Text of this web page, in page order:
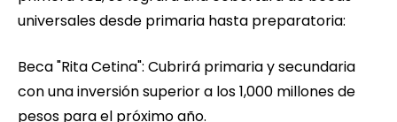
universales desde primaria hasta preparatoria:
Beca "Rita Cetina": Cubrirá primaria y secundaria
con una inversión superior a los 1,000 millones de
pesos para el próximo año.